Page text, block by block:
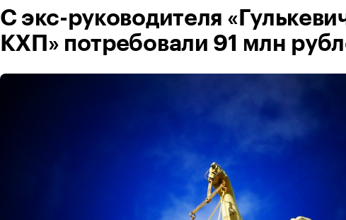
С экс-руководителя
КХП» потребовали 91 млн